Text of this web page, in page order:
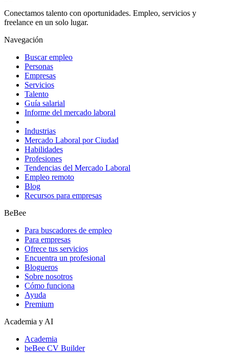
Conectamos talento con oportunidades. Empleo, servicios y
freelance en un solo lugar.
Navegación
Buscar empleo
Personas
Empresas
Servicios
Talento
Guía salarial
Informe del mercado laboral
Industrias
Mercado Laboral por Ciudad
Habilidades
Profesiones
Tendencias del Mercado Laboral
Empleo remoto
Blog
Recursos para empresas
BeBee
Para buscadores de empleo
Para empresas
Ofrece tus servicios
Encuentra un profesional
Blogueros
Sobre nosotros
Cómo funciona
Ayuda
Premium
Academia y AI
Academia
beBee CV Builder